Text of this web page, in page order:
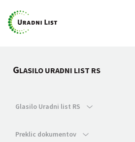
GLASILO URADNI LIST RS
Glasilo Uradni list RS
Preklic dokumentov